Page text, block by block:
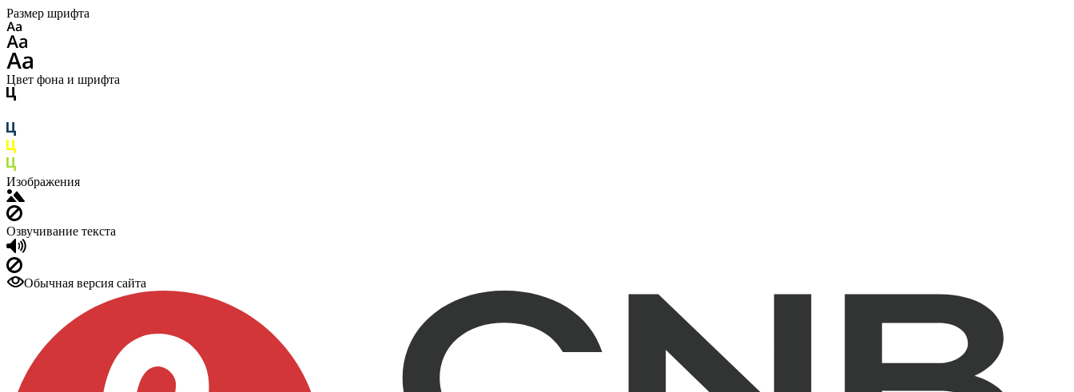
Размер шрифта
Цвет фона и шрифта
Изображения
Озвучивание текста
Обычная версия сайта